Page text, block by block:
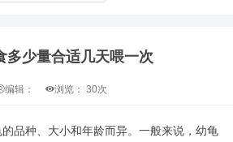
多少量合适几天喂一次
编辑： 浏览： 30次
品种、大小和年龄而异。一般来说，幼龟